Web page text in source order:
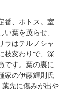
番、ポトス。室
葉を茂らせ、
ラはテルノシャ
枝変わりで、深
です。葉の裏に
家の伊藤輝則氏
先に傷みが出や